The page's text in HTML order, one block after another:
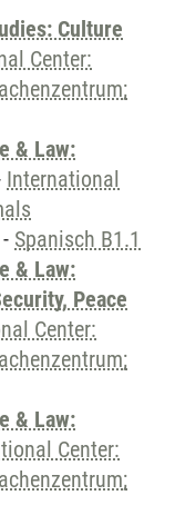
Culture
Center:
& Law:
International
- Spanisch B1.1
& Law:
Peace
Center:
& Law:
Center: